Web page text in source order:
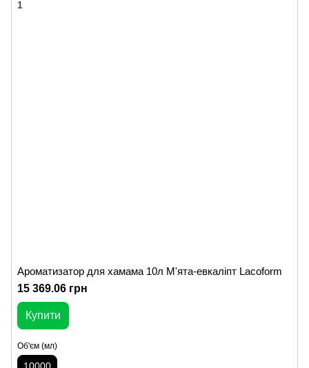
Ароматизатор для хамама 10л М'ята-евкаліпт Lacoform
15 369.06 грн
Купити
Об'єм (мл)